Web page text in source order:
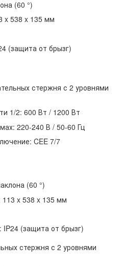
(60 °)
538 x 135 мм
(защита от брызг)
стержня с 2 уровнями
1/2: 600 Вт / 1200 Вт
220-240 В / 50-60 Гц
CEE 7/7
(60 °)
x 538 x 135 мм
IP24 (защита от брызг)
стержня с 2 уровнями